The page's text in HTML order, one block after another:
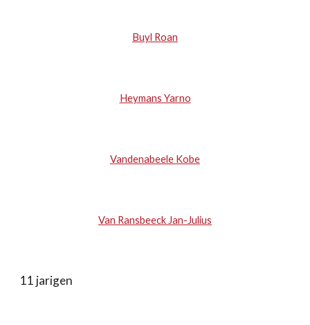
Buyl Roan
Heymans Yarno
Vandenabeele Kobe
Van Ransbeeck Jan-Julius
11 jarigen